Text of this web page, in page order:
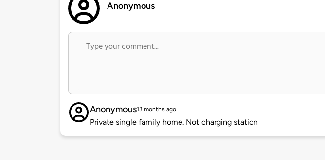
Anonymous
Anonymous13 months ago
Private single family home. Not charging station